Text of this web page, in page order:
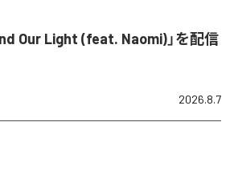
Our Light (feat. Naomi)」を配信
2026.8.7